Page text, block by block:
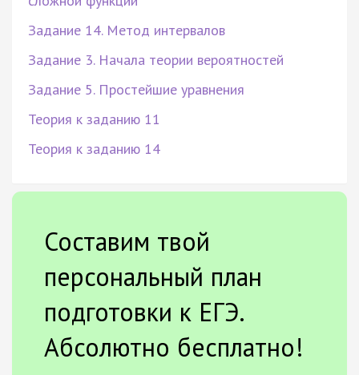
Задание 14. Метод интервалов
Задание 3. Начала теории вероятностей
Задание 5. Простейшие уравнения
Теория к заданию 11
Теория к заданию 14
Составим твой
персональный план
подготовки к ЕГЭ.
Абсолютно бесплатно!